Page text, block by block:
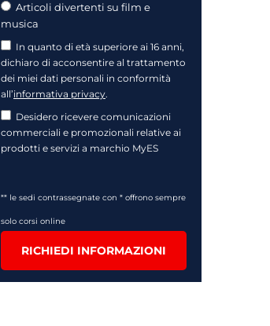
Articoli divertenti su film e
musica
In quanto di età superiore ai 16 anni,
dichiaro di acconsentire al trattamento
dei miei dati personali in conformità
all’informativa privacy.
Desidero ricevere comunicazioni
commerciali e promozionali relative ai
prodotti e servizi a marchio MyES
** le sedi contrassegnate con * offrono sempre
solo corsi online
RICHIEDI INFORMAZIONI